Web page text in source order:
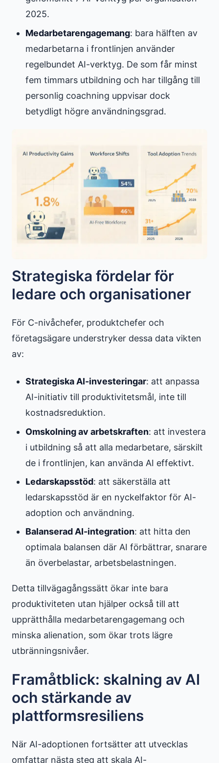
2025.
Medarbetarengagemang: bara hälften av
medarbetarna i frontlinjen använder
regelbundet AI-verktyg. De som får minst
fem timmars utbildning och har tillgång till
personlig coachning uppvisar dock
betydligt högre användningsgrad.
Strategiska fördelar för
ledare och organisationer
För C-nivåchefer, produktchefer och
företagsägare understryker dessa data vikten
av:
Strategiska AI-investeringar: att anpassa
AI-initiativ till produktivitetsmål, inte till
kostnadsreduktion.
Omskolning av arbetskraften: att investera
i utbildning så att alla medarbetare, särskilt
de i frontlinjen, kan använda AI effektivt.
Ledarskapsstöd: att säkerställa att
ledarskapsstöd är en nyckelfaktor för AI-
adoption och användning.
Balanserad AI-integration: att hitta den
optimala balansen där AI förbättrar, snarare
än överbelastar, arbetsbelastningen.
Detta tillvägagångssätt ökar inte bara
produktiviteten utan hjälper också till att
upprätthålla medarbetarengagemang och
minska alienation, som ökar trots lägre
utbränningsnivåer.
Framåtblick: skalning av AI
och stärkande av
plattformsresiliens
När AI-adoptionen fortsätter att utvecklas
omfattar nästa steg att skala AI-